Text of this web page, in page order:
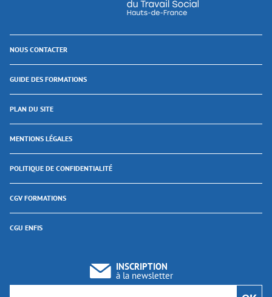
NOUS CONTACTER
GUIDE DES FORMATIONS
PLAN DU SITE
MENTIONS LÉGALES
POLITIQUE DE CONFIDENTIALITÉ
CGV FORMATIONS
CGU ENFIS
INSCRIPTION
à la newsletter